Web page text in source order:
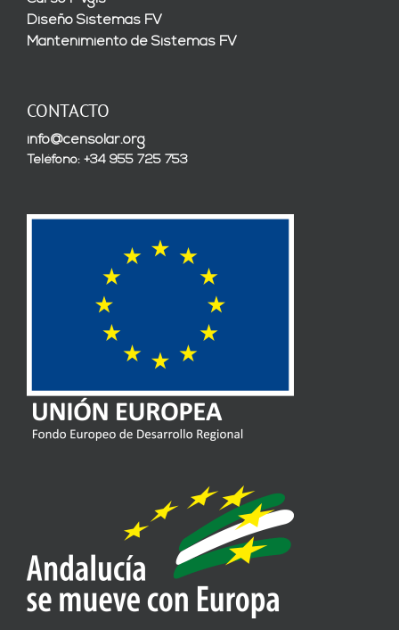
Diseño Sistemas FV
Mantenimiento de Sistemas FV
CONTACTO
info@censolar.org
Teléfono: +34 955 725 753